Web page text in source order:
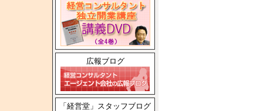
広報ブログ
「経営堂」スタッフブログ